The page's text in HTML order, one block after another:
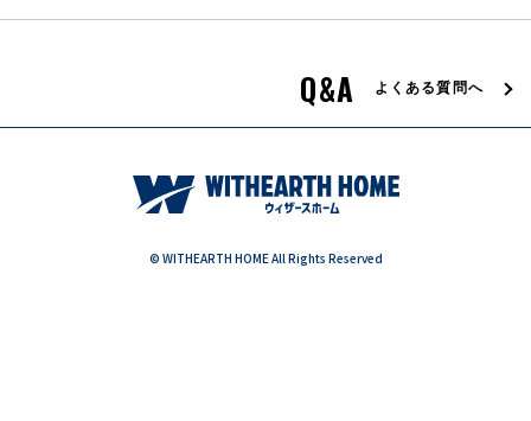
Q&A よくある質問へ
© WITHEARTH HOME All Rights Reserved